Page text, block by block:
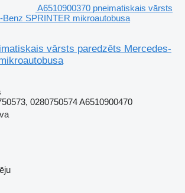
A6510900370 pneimatiskais vārsts
SPRINTER mikroautobusa
vārsts paredzēts Mercedes-
0280750574 A6510900470